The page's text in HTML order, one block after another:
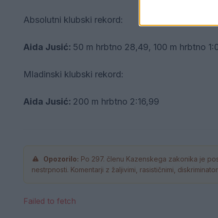
Absolutni klubski rekord:
Aida Jusić: 50 m hrbtno 28,49, 100 m hrbtno
Mladinski klubski rekord:
Aida Jusić: 200 m hrbtno 2:16,99
Opozorilo: Po 297. členu Kazenskega zakonika je
nestrpnosti. Komentarji z žaljivimi, rasističnimi,
Failed to fetch